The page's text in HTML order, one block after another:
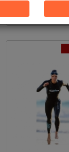
19,95 €